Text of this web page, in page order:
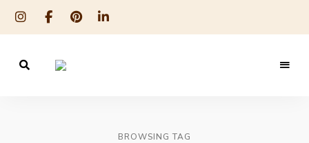
BROWSING TAG